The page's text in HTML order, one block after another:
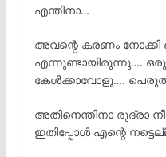
എന്തിനാ…
അവന്റെ കരണം
എന്നുണ്ടായിരുന്നു…. ഒരു
കേൾക്കാവോളൂ….
അതിനെന്തിനാ രുദ്രാ
ഇതിപ്പോൾ എന്റെ